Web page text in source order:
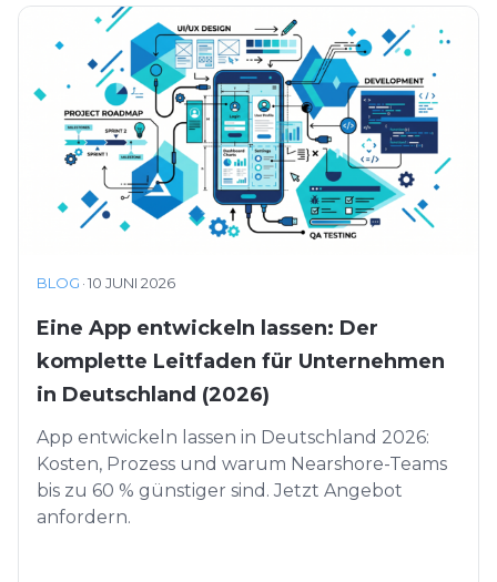
BLOG ·10 JUNI 2026
Eine App entwickeln lassen: Der
komplette Leitfaden für Unternehmen
in Deutschland (2026)
App entwickeln lassen in Deutschland 2026:
Kosten, Prozess und warum Nearshore-Teams
bis zu 60 % günstiger sind. Jetzt Angebot
anfordern.